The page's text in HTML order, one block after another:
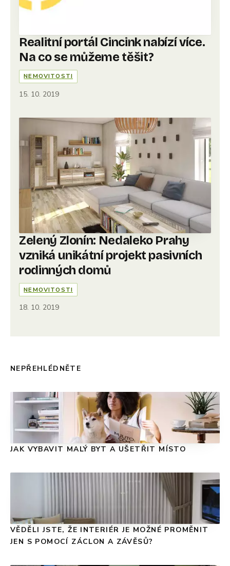
Realitní portál Cincink nabízí více.
Na co se můžeme těšit?
NEMOVITOSTI
15. 10. 2019
Zelený Zlonín: Nedaleko Prahy
vzniká unikátní projekt pasivních
rodinných domů
NEMOVITOSTI
18. 10. 2019
NEPŘEHLÉDNĚTE
JAK VYBAVIT MALÝ BYT A UŠETŘIT MÍSTO
VĚDĚLI JSTE, ŽE INTERIÉR JE MOŽNÉ PROMĚNIT
JEN S POMOCÍ ZÁCLON A ZÁVĚSŮ?